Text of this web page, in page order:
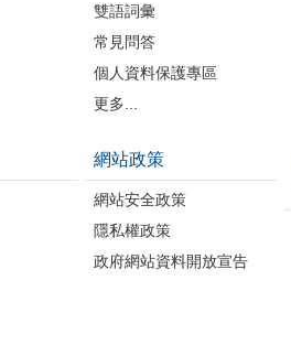
雙語詞彙
常見問答
個人資料保護專區
更多...
網站政策
網站安全政策
隱私權政策
政府網站資料開放宣告